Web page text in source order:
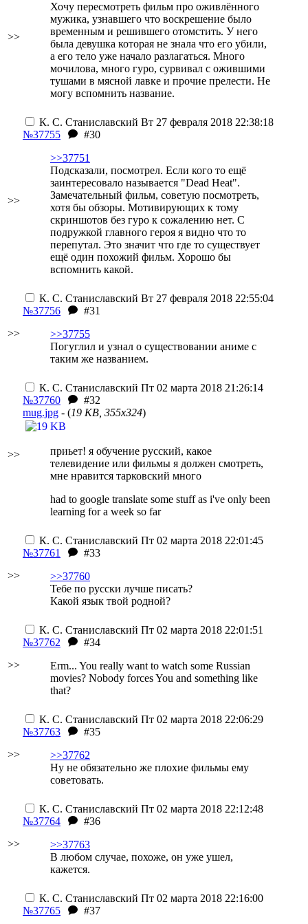
>>
Хочу пересмотреть фильм про оживлённого
мужика, узнавшего что воскрешение было
временным и решившего отомстить. У него
была девушка которая не знала что его убили,
а его тело уже начало разлагаться. Много
мочилова, много гуро, сурвивал с ожившими
тушами в мясной лавке и прочие прелести. Не
могу вспомнить название.
>>
К. С. Станиславский Вт 27 февраля 2018 22:38:18
№37755
#30
>>37751
Подсказали, посмотрел. Если кого то ещё
заинтересовало называется "Dead Heat".
Замечательный фильм, советую посмотреть,
хотя бы обзоры. Мотивирующих к тому
скриншотов без гуро к сожалению нет. С
подружкой главного героя я видно что то
перепутал. Это значит что где то существует
ещё один похожий фильм. Хорошо бы
вспомнить какой.
>>
К. С. Станиславский Вт 27 февраля 2018 22:55:04
№37756
#31
>>37755
Погуглил и узнал о существовании аниме с
таким же названием.
>>
К. С. Станиславский Пт 02 марта 2018 21:26:14
№37760
#32
mug.jpg - (19 KB, 355x324)
приьет! я обучение русский, какое
телевидение или фильмы я должен смотреть,
мне нравится тарковский много
had to google translate some stuff as i've only been
learning for a week so far
>>
К. С. Станиславский Пт 02 марта 2018 22:01:45
№37761
#33
>>37760
Тебе по русски лучше писать?
Какой язык твой родной?
>>
К. С. Станиславский Пт 02 марта 2018 22:01:51
№37762
#34
Erm... You really want to watch some Russian
movies? Nobody forces You and something like
that?
>>
К. С. Станиславский Пт 02 марта 2018 22:06:29
№37763
#35
>>37762
Ну не обязательно же плохие фильмы ему
советовать.
>>
К. С. Станиславский Пт 02 марта 2018 22:12:48
№37764
#36
>>37763
В любом случае, похоже, он уже ушел,
кажется.
К. С. Станиславский Пт 02 марта 2018 22:16:00
№37765
#37